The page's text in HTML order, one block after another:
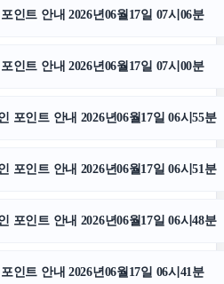
양육권
서초이혼전문변호사
수원형사변호사
금천하수구막힘
인트 안내 2026년06월17일 07시06분
인트 안내 2026년06월17일 07시00분
포인트 안내 2026년06월17일 06시55분
포인트 안내 2026년06월17일 06시51분
포인트 안내 2026년06월17일 06시48분
인트 안내 2026년06월17일 06시41분